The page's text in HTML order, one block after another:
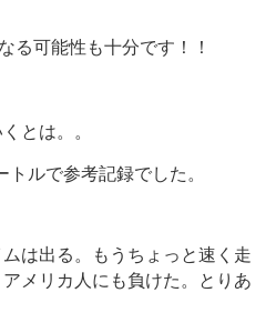
る可能性も十分です！！
とは。。
ルで参考記録でした。
は出る。もうちょっと速く走
メリカ人にも負けた。とりあ